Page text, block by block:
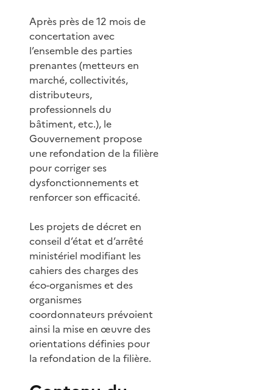
Après près de 12 mois de
concertation avec
l’ensemble des parties
prenantes (metteurs en
marché, collectivités,
distributeurs,
professionnels du
bâtiment, etc.), le
Gouvernement propose
une refondation de la filière
pour corriger ses
dysfonctionnements et
renforcer son efficacité.
Les projets de décret en
conseil d’état et d’arrêté
ministériel modifiant les
cahiers des charges des
éco-organismes et des
organismes
coordonnateurs prévoient
ainsi la mise en œuvre des
orientations définies pour
la refondation de la filière.